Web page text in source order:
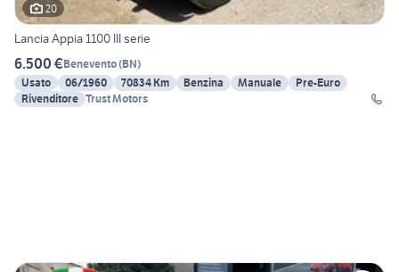
20
Lancia Appia 1100 III serie
6.500 €Benevento(BN)
Usato
06/1960 70834 Km Benzina Manuale
Pre-Euro
Rivenditore Trust Motors